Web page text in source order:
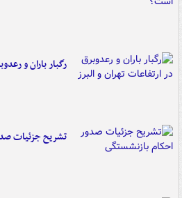
رگبار باران و
تشریح جزئیات